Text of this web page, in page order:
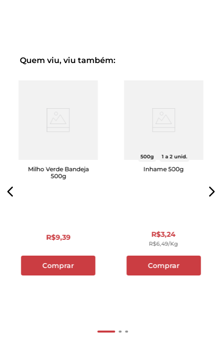
Quem viu, viu também:
Milho Verde Bandeja
500g
R$9,39
Comprar
500g 1 a 2 unid.
Inhame 500g
R$3,24
R$6,49/kg
Comprar